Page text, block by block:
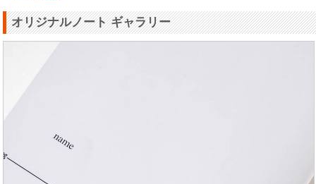
オリジナルノート ギャラリー